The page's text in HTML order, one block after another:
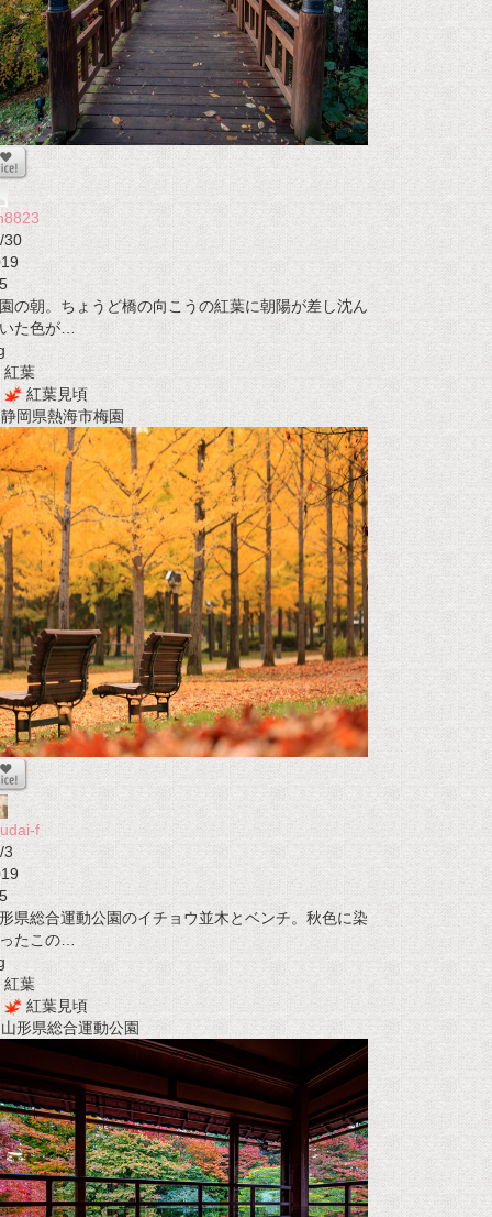
30
5
の朝。ちょうど橋の向こうの紅葉に朝陽が差し沈ん
た色が…
紅葉
紅葉見頃
岡県熱海市梅園
f
3
5
県総合運動公園のイチョウ並木とベンチ。秋色に染
たこの…
紅葉
紅葉見頃
形県総合運動公園